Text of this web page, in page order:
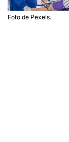
Foto de Pexels.